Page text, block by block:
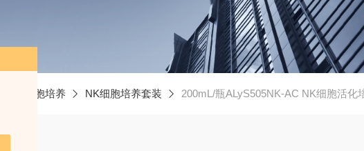
细胞培养 NK细胞培养套装 200mL/瓶ALyS505NK-AC NK细胞活化